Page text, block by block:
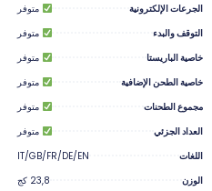
الجرعات الإلكترونية
متوفر
التوقف والبدء
متوفر
خاصية الباريستا
متوفر
خاصية الطحن الإضافية
متوفر
مجموع الطحنات
متوفر
العداد الجزئي
متوفر
اللغات
IT/GB/FR/DE/EN
الوزن
23,8 كج